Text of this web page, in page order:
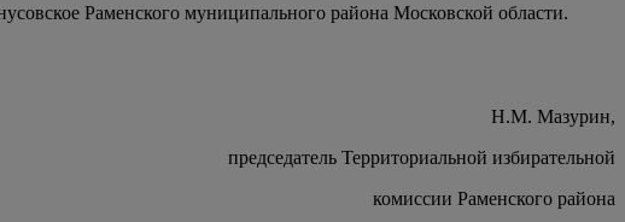
Раменского муниципального района Московской области.
Н.М. Мазурин,
председатель Территориальной избирательной
комиссии Раменского района